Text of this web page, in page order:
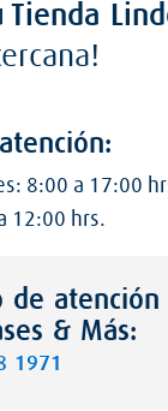
de atención
& Más:
1971
Tienda
atención:
8:00 a 17:00
12:00 hrs.